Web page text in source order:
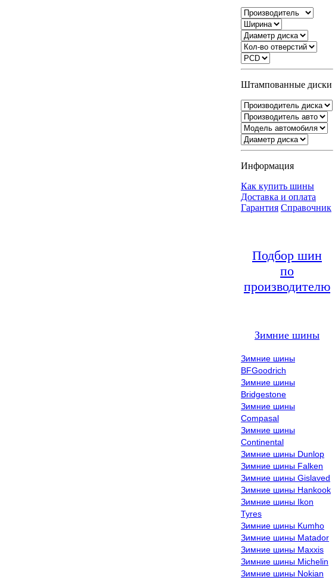
Штампованные диски
Информация
Как купить шины
Доставка и оплата
Гарантия Справочник
Подбор шин
по
производителю
Зимние шины
Зимние шины
BFGoodrich
Зимние шины
Bridgestone
Зимние шины
Compasal
Зимние шины
Continental
Зимние шины Dunlop
Зимние шины Falken
Зимние шины Gislaved
Зимние шины Hankook
Зимние шины Ikon
Tyres
Зимние шины Kumho
Зимние шины Matador
Зимние шины Maxxis
Зимние шины Michelin
Зимние шины Nokian